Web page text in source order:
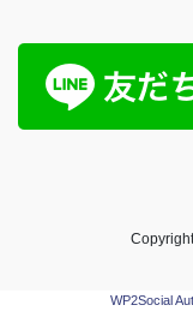
WP2Social